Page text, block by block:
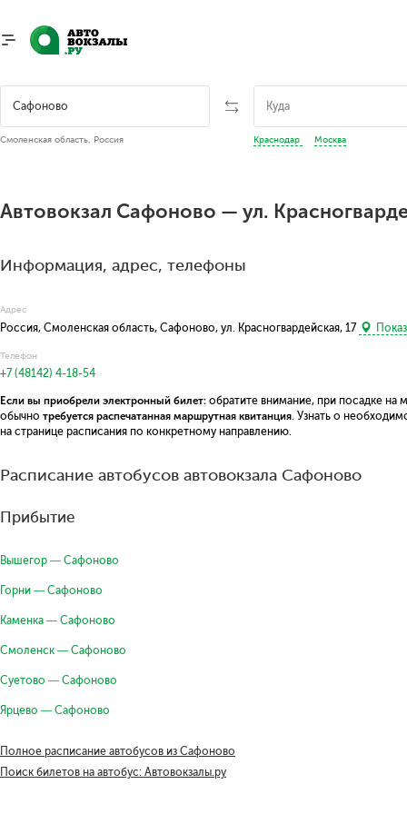
Смоленская область, Россия Краснодар Москва
Автовокзал Сафоново — ул.
Информация, адрес, телефоны
Адрес
Россия, Смоленская область, Сафоново, ул. Красногвардейская, 17
Телефон
+7 (48142) 4-18-54
Если вы приобрели электронный билет: обратите внимание, при посадке
обычно требуется распечатанная маршрутная квитанция. Узнать о
на странице расписания по конкретному направлению.
Расписание автобусов автовокзала Сафоново
Прибытие
Вышегор — Сафоново
Горни — Сафоново
Каменка — Сафоново
Смоленск — Сафоново
Суетово — Сафоново
Ярцево — Сафоново
Полное расписание автобусов из Сафоново
Поиск билетов на автобус: Автовокзалы.ру